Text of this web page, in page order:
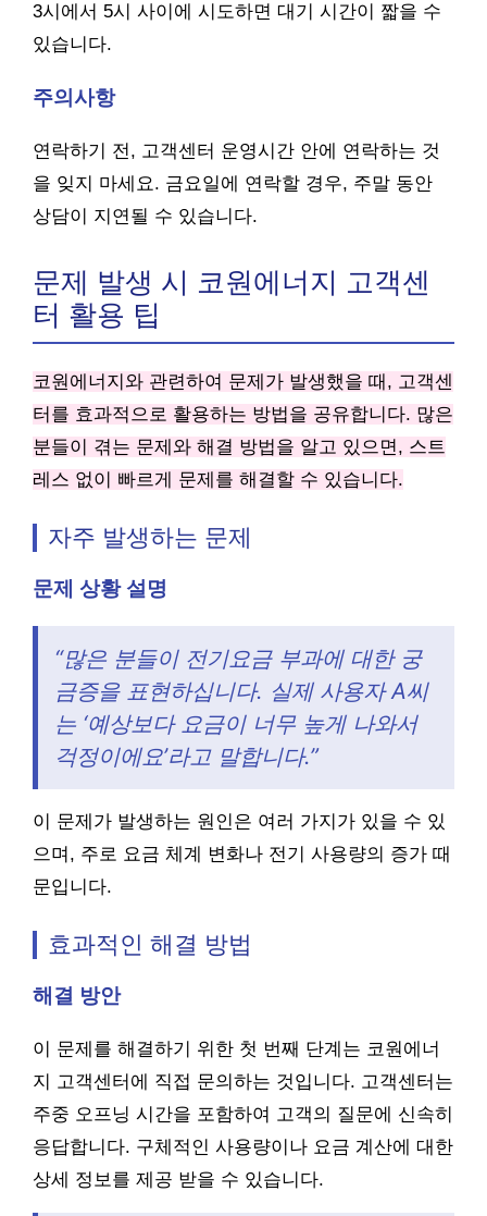
3시에서 5시 사이에 시도하면 대기 시간이 짧을 수
있습니다.
주의사항
연락하기 전, 고객센터 운영시간 안에 연락하는 것
을 잊지 마세요. 금요일에 연락할 경우, 주말 동안
상담이 지연될 수 있습니다.
문제 발생 시 코원에너지 고객센
터 활용 팁
코원에너지와 관련하여 문제가 발생했을 때, 고객센
터를 효과적으로 활용하는 방법을 공유합니다. 많은
분들이 겪는 문제와 해결 방법을 알고 있으면, 스트
레스 없이 빠르게 문제를 해결할 수 있습니다.
자주 발생하는 문제
문제 상황 설명
“많은 분들이 전기요금 부과에 대한 궁
금증을 표현하십니다. 실제 사용자 A씨
는 ‘예상보다 요금이 너무 높게 나와서
걱정이에요’라고 말합니다.”
이 문제가 발생하는 원인은 여러 가지가 있을 수 있
으며, 주로 요금 체계 변화나 전기 사용량의 증가 때
문입니다.
효과적인 해결 방법
해결 방안
이 문제를 해결하기 위한 첫 번째 단계는 코원에너
지 고객센터에 직접 문의하는 것입니다. 고객센터는
주중 오프닝 시간을 포함하여 고객의 질문에 신속히
응답합니다. 구체적인 사용량이나 요금 계산에 대한
상세 정보를 제공 받을 수 있습니다.